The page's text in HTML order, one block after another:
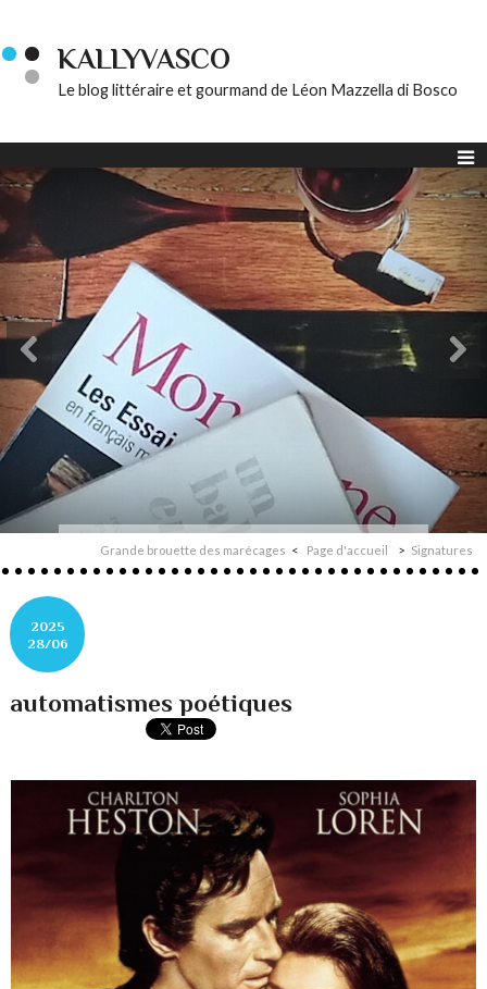
KALLYVASCO
Le blog littéraire et gourmand de Léon Mazzella di Bosco
Grande brouette des marécages Page d'accueil Signatures
2025
28/06
automatismes poétiques